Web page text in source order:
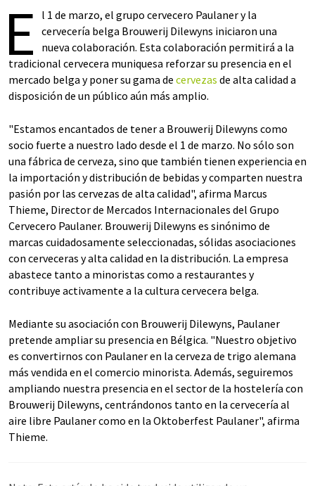
E
l 1 de marzo, el grupo cervecero Paulaner y la
cervecería belga Brouwerij Dilewyns iniciaron una
nueva colaboración. Esta colaboración permitirá a la
tradicional cervecera muniquesa reforzar su presencia en el
mercado belga y poner su gama de cervezas de alta calidad a
disposición de un público aún más amplio.
"Estamos encantados de tener a Brouwerij Dilewyns como
socio fuerte a nuestro lado desde el 1 de marzo. No sólo son
una fábrica de cerveza, sino que también tienen experiencia en
la importación y distribución de bebidas y comparten nuestra
pasión por las cervezas de alta calidad", afirma Marcus
Thieme, Director de Mercados Internacionales del Grupo
Cervecero Paulaner. Brouwerij Dilewyns es sinónimo de
marcas cuidadosamente seleccionadas, sólidas asociaciones
con cerveceras y alta calidad en la distribución. La empresa
abastece tanto a minoristas como a restaurantes y
contribuye activamente a la cultura cervecera belga.
Mediante su asociación con Brouwerij Dilewyns, Paulaner
pretende ampliar su presencia en Bélgica. "Nuestro objetivo
es convertirnos con Paulaner en la cerveza de trigo alemana
más vendida en el comercio minorista. Además, seguiremos
ampliando nuestra presencia en el sector de la hostelería con
Brouwerij Dilewyns, centrándonos tanto en la cervecería al
aire libre Paulaner como en la Oktoberfest Paulaner", afirma
Thieme.